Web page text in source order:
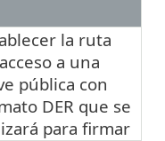
la ruta
a una
pública con
DER que se
para firmar